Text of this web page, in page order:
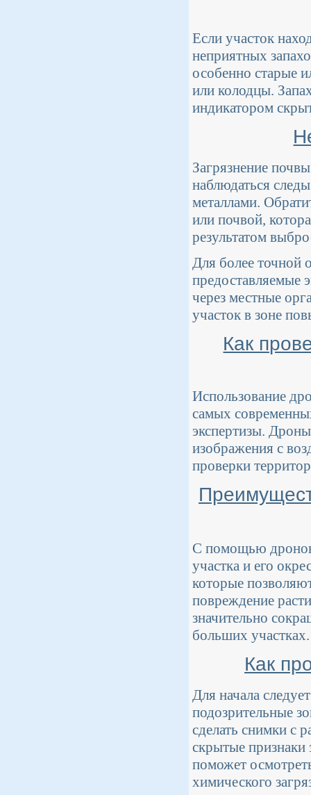
Если участок
неприятных
особенно старые
или колодцы.
индикатором
Загрязнение
наблюдаться
металлами.
или почвой,
результатом
Для более точной
предоставляемые
через местные
участок в зоне
Как
Использование
самых
экспертизы.
изображения с
проверки
С помощью дронов
участка и его
которые
повреждение
значительно
больших участках.
Как
Для начала
подозрительные
сделать снимки с
скрытые признаки
поможет
химического